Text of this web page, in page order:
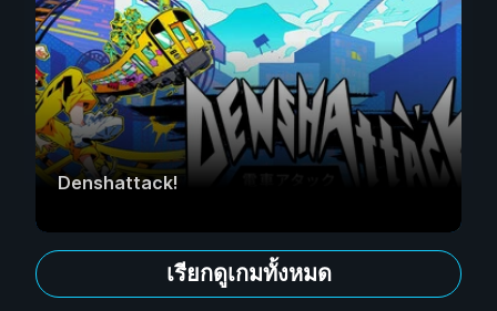
Denshattack!
เรียกดูเกมทั้งหมด